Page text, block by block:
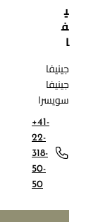
ي
ف
ا
جينيفا
جينيفا
سويسرا
+41-
22-
318-
50-
50